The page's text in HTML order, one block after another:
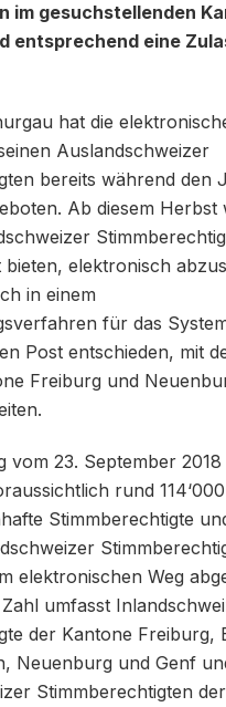
im gesuchstellenden
entsprechend eine
hat die
Auslandschweizer
bereits während den
Ab diesem Herbst
bieten, elektronisch
in einem
für das
Post entschieden, mit
Freiburg und
vom 23. September
rund
Stimmberechtigte
elektronischen Weg
umfasst
der Kantone Freiburg,
Neuenburg und Genf
Stimmberechtigten